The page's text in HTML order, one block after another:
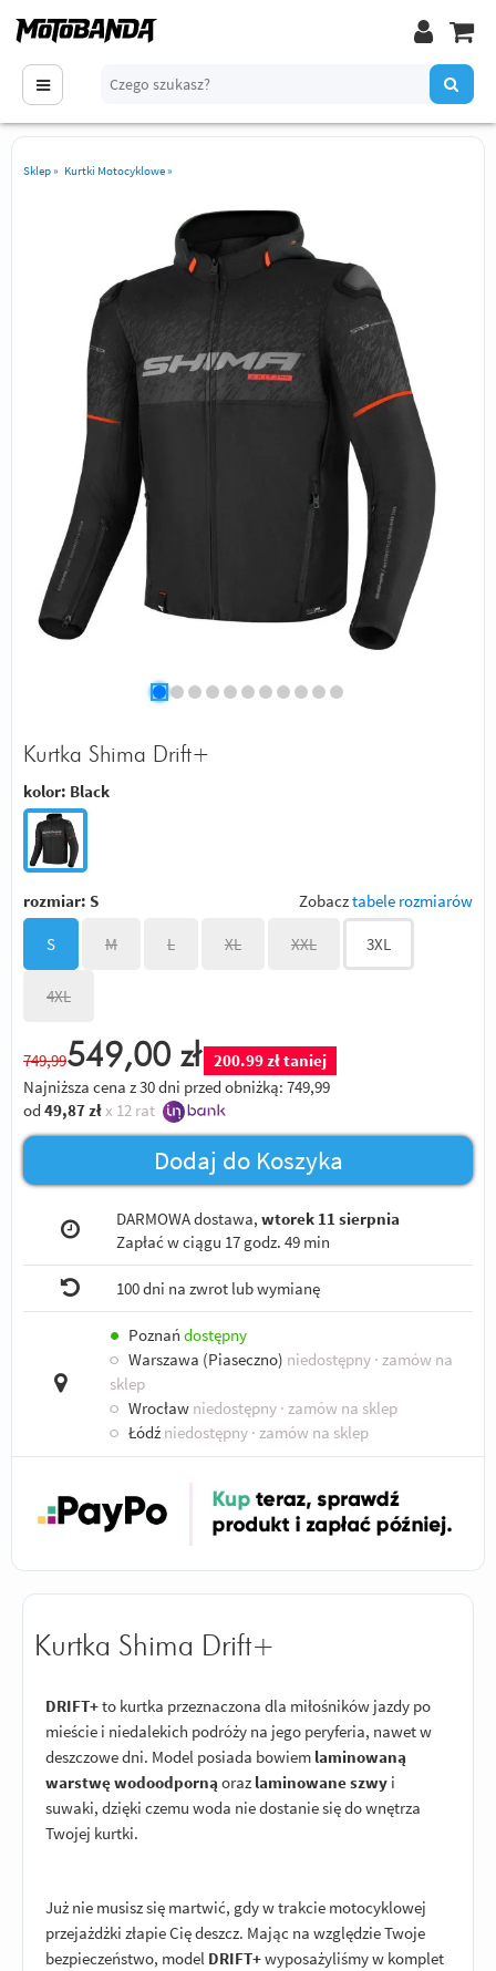
Sklep» Kurtki Motocyklowe»
Kurtka Shima Drift+
kolor: Black
rozmiar: S Zobacztabele rozmiarów
S M L XL XXL 3XL
4XL
749,99549,00 zł
200.99 zł taniej
Najniższa cena z 30 dni przed obniżką: 749,99
od 49,87 zł x 12 rat
Dodaj do Koszyka
DARMOWA dostawa,wtorek 11 sierpnia
Zapłać w ciągu 17 godz. 49 min
100 dni na zwrot lub wymianę
● Poznań dostępny
○ Warszawa (Piaseczno) niedostępny · zamów na
sklep
○ Wrocław niedostępny · zamów na sklep
○ Łódź niedostępny · zamów na sklep
Kurtka Shima Drift+
DRIFT+to kurtka przeznaczona dla miłośników jazdy po
mieście i niedalekich podróży na jego peryferia, nawet w
deszczowe dni. Model posiada bowiem laminowaną
warstwę wodoodporną oraz laminowane szwy i
suwaki, dzięki czemu woda nie dostanie się do wnętrza
Twojej kurtki.
Już nie musisz się martwić, gdy w trakcie motocyklowej
przejażdżki złapie Cię deszcz. Mając na względzie Twoje
bezpieczeństwo, model DRIFT+wyposażyliśmy w komplet